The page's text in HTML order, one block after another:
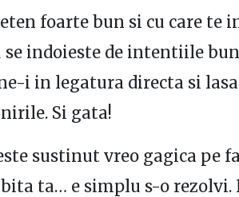
foarte bun si cu care te
indoieste de intentiile
i in legatura directa si
Si gata!
sustinut vreo gagica pe
ta… e simplu s-o rezolvi.